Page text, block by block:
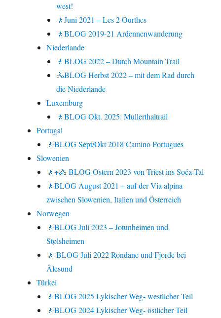
west!
🚶Juni 2021 – Les 2 Ourthes
🚶BLOG 2019-21 Ardennenwanderung
Niederlande
🚶BLOG 2022 – Dutch Mountain Trail
🚴BLOG Herbst 2022 – mit dem Rad durch
die Niederlande
Luxemburg
🚶BLOG Okt. 2025: Mullerthaltrail
Portugal
🚶BLOG Sept/Okt 2018 Camino Portugues
Slowenien
🚶+🚴 BLOG Ostern 2023 von Triest ins Soča-Tal
🚶BLOG August 2021 – auf der Via alpina
zwischen Slowenien, Italien und Österreich
Norwegen
🚶BLOG Juli 2023 – Jotunheimen und
Stølsheimen
🚶 BLOG Juli 2022 Rondane und Fjorde bei
Ålesund
Türkei
🚶BLOG 2025 Lykischer Weg- westlicher Teil
🚶BLOG 2024 Lykischer Weg- östlicher Teil